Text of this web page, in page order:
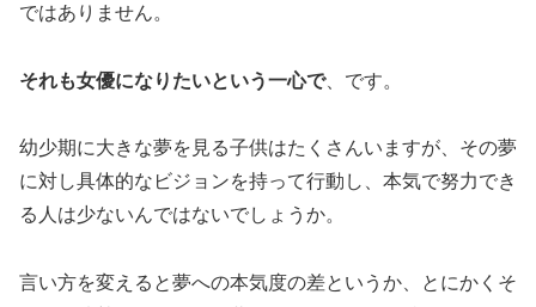
ではありません。
それも女優になりたいという一心で、です。
幼少期に大きな夢を見る子供はたくさんいますが、その夢
に対し具体的なビジョンを持って行動し、本気で努力でき
る人は少ないんではないでしょうか。
言い方を変えると夢への本気度の差というか、とにかくそ